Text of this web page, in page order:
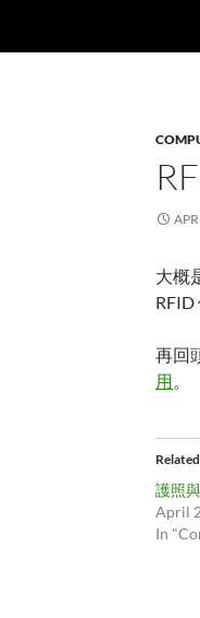
大概
再回
用。
Related
護照
April
In